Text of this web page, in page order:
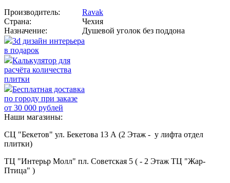
Производитель:
Ravak
Страна:
Чехия
Назначение:
Душевой уголок без поддона
3d дизайн интерьера
в подарок
Калькулятор для
расчёта количества
плитки
Бесплатная доставка
по городу при заказе
от 30 000 рублей
Наши магазины:
СЦ "Бекетов" ул. Бекетова 13 А (2 Этаж - у лифта отдел
плитки)
ТЦ "Интерьр Молл" пл. Советская 5 ( - 2 Этаж ТЦ "Жар-
Птица" )